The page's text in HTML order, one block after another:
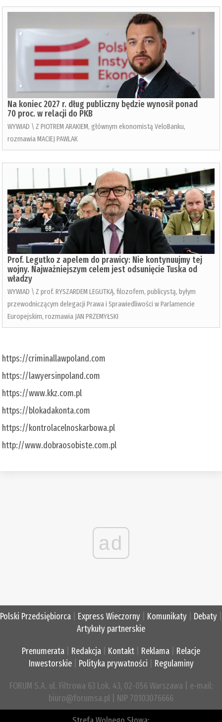
Na koniec 2027 r. dług publiczny będzie wynosił ponad
70 proc. w relacji do PKB
WYWIAD \ Z PIOTREM ARAKIEM, głównym ekonomistą VeloBanku,
rozmawia MACIEJ PAWLAK
Prof. Legutko z apelem do prawicy: Nie kontynuujmy tej
wojny. Najważniejszym celem jest odsunięcie Tuska od
władzy
WYWIAD \ Z prof. RYSZARDEM LEGUTKĄ, filozofem, publicystą, byłym
przewodniczącym delegacji Prawa i Sprawiedliwości w Parlamencie
Europejskim, rozmawia JAN PRZEMYŁSKI
https://criminallawpoland.com
https://lawyersinpoland.com
https://www.kkz.com.pl
https://blokadakonta.com
https://kontrolacelnoskarbowa.pl
http://www.dobraosobiste.com.pl
ad
Polski Przedsiębiorca Express Wieczorny Komunikaty Debaty
Artykuły partnerskie
Prenumerata Redakcja Kontakt Reklama
Relacje
Inwestorskie| Polityka prywatności Regulaminy
FORUM S.A. ul. Filtrowa 63 Lok. 43, 02-056 Warszawa | e-mail:
biuro@forumsa.pl | NIP 70103076666